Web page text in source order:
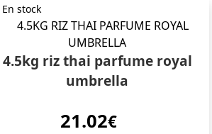
En stock
4.5kg riz thai parfume royal
umbrella
21.02€